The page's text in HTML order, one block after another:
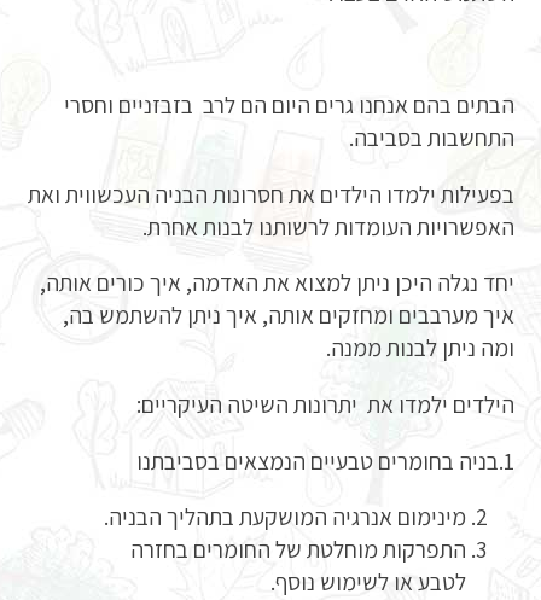
הבתים בהם אנחנו גרים היום הם לרב בזבזניים וחסרי
התחשבות בסביבה.
בפעילות ילמדו הילדים את חסרונות הבניה העכשווית ואת
האפשרויות העומדות לרשותנו לבנות אחרת.
יחד נגלה היכן ניתן למצוא את האדמה, איך כורים אותה,
איך מערבבים ומחזקים אותה, איך ניתן להשתמש בה,
ומה ניתן לבנות ממנה.
הילדים ילמדו את יתרונות השיטה העיקריים:
1.בניה בחומרים טבעיים הנמצאים בסביבתנו
מינימום אנרגיה המושקעת בתהליך הבניה.
התפרקות מוחלטת של החומרים בחזרה
לטבע או לשימוש נוסף.